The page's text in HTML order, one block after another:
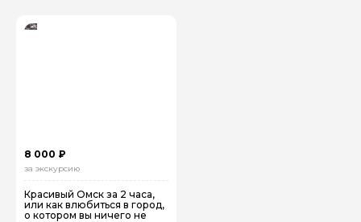
Россия
8 000 ₽
за экскурсию
Красивый Омск за 2 часа,
или как влюбиться в город,
о котором вы ничего не